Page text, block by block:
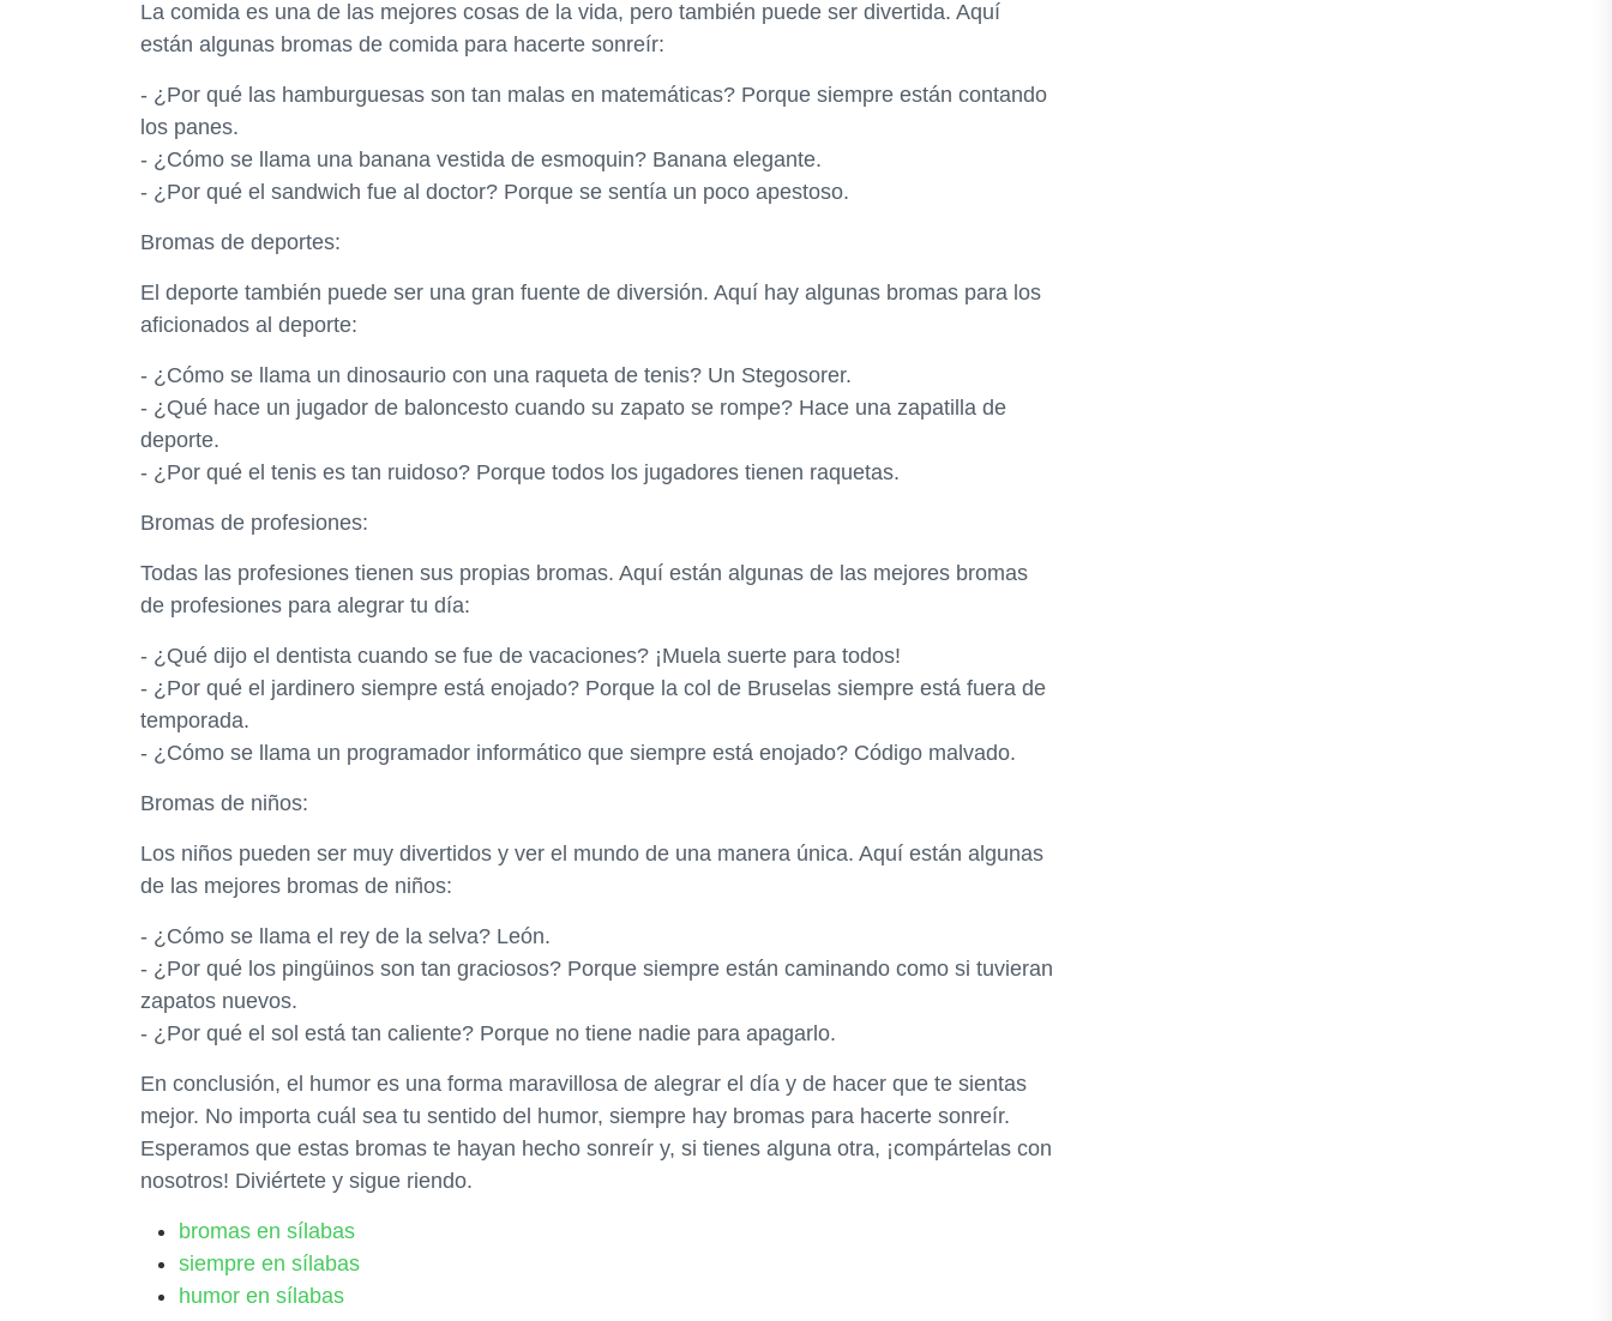
La comida es una de las mejores cosas de la vida, pero también puede ser divertida. Aquí
están algunas bromas de comida para hacerte sonreír:
- ¿Por qué las hamburguesas son tan malas en matemáticas? Porque siempre están contando
los panes.
- ¿Cómo se llama una banana vestida de esmoquin? Banana elegante.
- ¿Por qué el sandwich fue al doctor? Porque se sentía un poco apestoso.
Bromas de deportes:
El deporte también puede ser una gran fuente de diversión. Aquí hay algunas bromas para los
aficionados al deporte:
- ¿Cómo se llama un dinosaurio con una raqueta de tenis? Un Stegosorer.
- ¿Qué hace un jugador de baloncesto cuando su zapato se rompe? Hace una zapatilla de
deporte.
- ¿Por qué el tenis es tan ruidoso? Porque todos los jugadores tienen raquetas.
Bromas de profesiones:
Todas las profesiones tienen sus propias bromas. Aquí están algunas de las mejores bromas
de profesiones para alegrar tu día:
- ¿Qué dijo el dentista cuando se fue de vacaciones? ¡Muela suerte para todos!
- ¿Por qué el jardinero siempre está enojado? Porque la col de Bruselas siempre está fuera de
temporada.
- ¿Cómo se llama un programador informático que siempre está enojado? Código malvado.
Bromas de niños:
Los niños pueden ser muy divertidos y ver el mundo de una manera única. Aquí están algunas
de las mejores bromas de niños:
- ¿Cómo se llama el rey de la selva? León.
- ¿Por qué los pingüinos son tan graciosos? Porque siempre están caminando como si tuvieran
zapatos nuevos.
- ¿Por qué el sol está tan caliente? Porque no tiene nadie para apagarlo.
En conclusión, el humor es una forma maravillosa de alegrar el día y de hacer que te sientas
mejor. No importa cuál sea tu sentido del humor, siempre hay bromas para hacerte sonreír.
Esperamos que estas bromas te hayan hecho sonreír y, si tienes alguna otra, ¡compártelas con
nosotros! Diviértete y sigue riendo.
bromas en sílabas
siempre en sílabas
humor en sílabas